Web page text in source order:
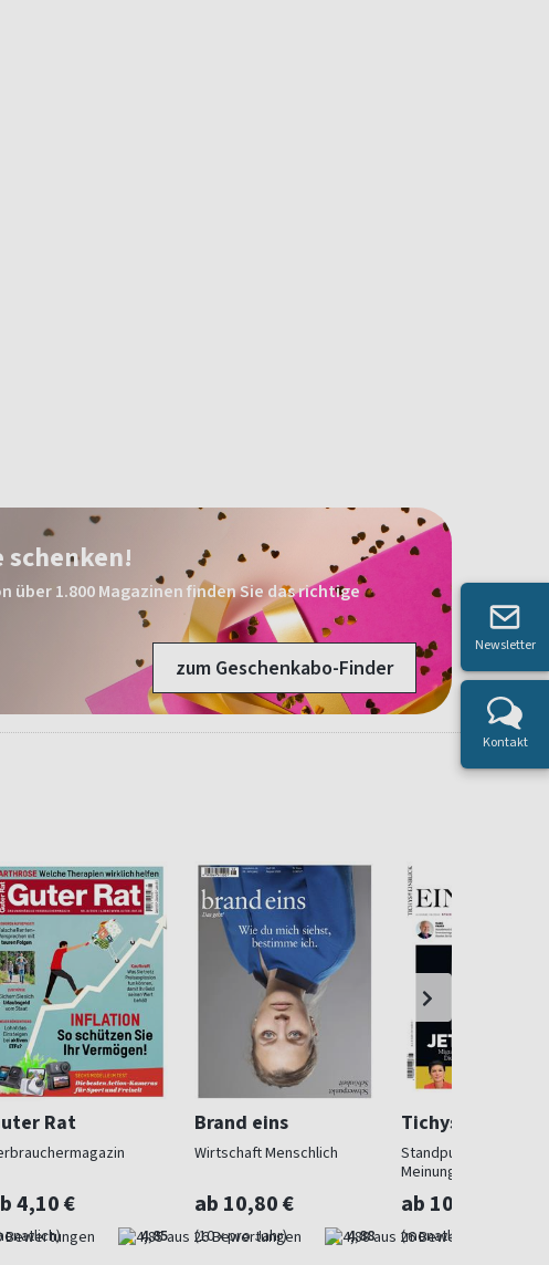
schenken!
über 1.800 Magazinen finden Sie das richtige
zum Geschenkabo-Finder
Rat
4,10 €
4,85
Brand eins
Wirtschaft Menschlich
ab 10,80 €
(10 x pro Jahr) 4,88
Tichys Einblick
Standpunkte und
Meinungen
ab 10,00 €
(monatlich)
Newsletter
Kontakt